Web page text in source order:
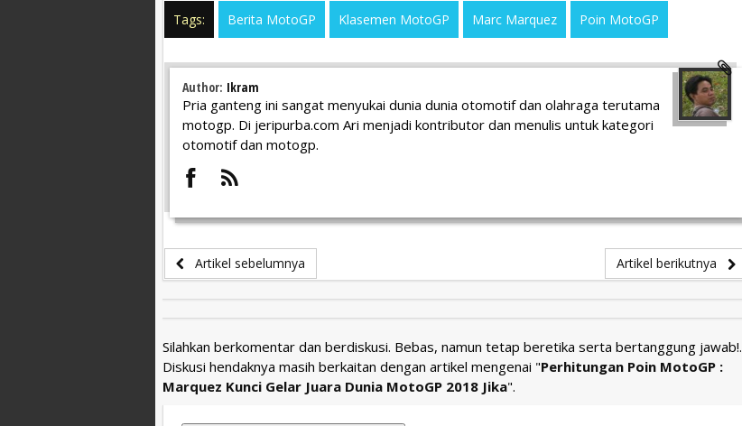
Tags: Berita MotoGP Klasemen MotoGP Marc Marquez Poin MotoGP
Author: Ikram
Pria ganteng ini sangat menyukai dunia dunia otomotif dan olahraga terutama
motogp. Di jeripurba.com Ari menjadi kontributor dan menulis untuk kategori
otomotif dan motogp.
Artikel sebelumnya Artikel berikutnya
Silahkan berkomentar dan berdiskusi. Bebas, namun tetap beretika serta bertanggung jawab!.
Diskusi hendaknya masih berkaitan dengan artikel mengenai "Perhitungan Poin MotoGP :
Marquez Kunci Gelar Juara Dunia MotoGP 2018 Jika".